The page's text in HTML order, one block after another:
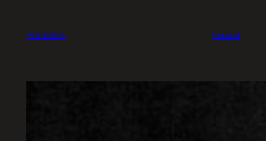
Précédent Suivant